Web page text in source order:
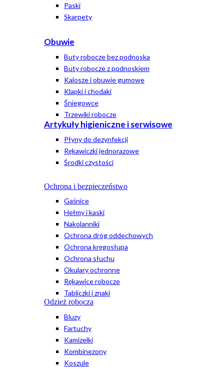
Paski
Skarpety
Obuwie
Buty robocze bez podnoska
Buty robocze z podnoskiem
Kalosze i obuwie gumowe
Klapki i chodaki
Śniegowce
Trzewiki robocze
Artykuły higieniczne i serwisowe
Płyny do dezynfekcji
Rękawiczki jednorazowe
Środki czystości
Ochrona i bezpieczeństwo
Gaśnice
Hełmy i kaski
Nakolanniki
Ochrona dróg oddechowych
Ochrona kręgosłupa
Ochrona słuchu
Okulary ochronne
Rękawice robocze
Tabliczki i znaki
Odzież robocza
Bluzy
Fartuchy
Kamizelki
Kombinezony
Koszule